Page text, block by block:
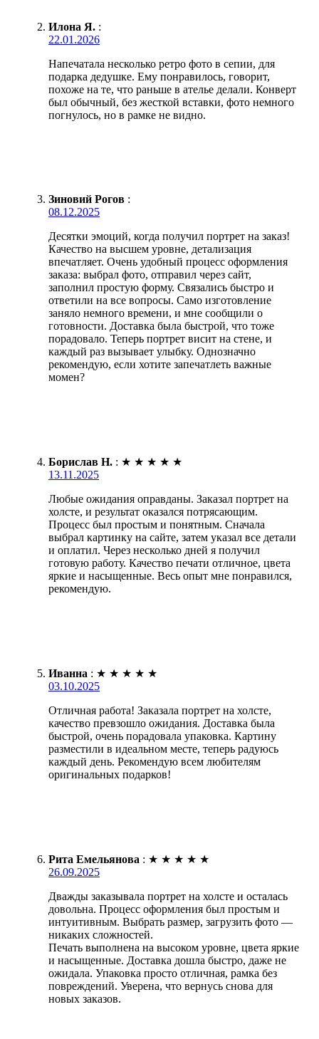
Илона Я. :
22.01.2026
Напечатала несколько ретро фото в сепии, для
подарка дедушке. Ему понравилось, говорит,
похоже на те, что раньше в ателье делали. Конверт
был обычный, без жесткой вставки, фото немного
погнулось, но в рамке не видно.
Зиновий Рогов :
08.12.2025
Десятки эмоций, когда получил портрет на заказ!
Качество на высшем уровне, детализация
впечатляет. Очень удобный процесс оформления
заказа: выбрал фото, отправил через сайт,
заполнил простую форму. Связались быстро и
ответили на все вопросы. Само изготовление
заняло немного времени, и мне сообщили о
готовности. Доставка была быстрой, что тоже
порадовало. Теперь портрет висит на стене, и
каждый раз вызывает улыбку. Однозначно
рекомендую, если хотите запечатлеть важные
момен?
Борислав Н. : ★ ★ ★ ★ ★
13.11.2025
Любые ожидания оправданы. Заказал портрет на
холсте, и результат оказался потрясающим.
Процесс был простым и понятным. Сначала
выбрал картинку на сайте, затем указал все детали
и оплатил. Через несколько дней я получил
готовую работу. Качество печати отличное, цвета
яркие и насыщенные. Весь опыт мне понравился,
рекомендую.
Иванна : ★ ★ ★ ★ ★
03.10.2025
Отличная работа! Заказала портрет на холсте,
качество превзошло ожидания. Доставка была
быстрой, очень порадовала упаковка. Картину
разместили в идеальном месте, теперь радуюсь
каждый день. Рекомендую всем любителям
оригинальных подарков!
Рита Емельянова : ★ ★ ★ ★ ★
26.09.2025
Дважды заказывала портрет на холсте и осталась
довольна. Процесс оформления был простым и
интуитивным. Выбрать размер, загрузить фото —
никаких сложностей.
Печать выполнена на высоком уровне, цвета яркие
и насыщенные. Доставка дошла быстро, даже не
ожидала. Упаковка просто отличная, рамка без
повреждений. Уверена, что вернусь снова для
новых заказов.